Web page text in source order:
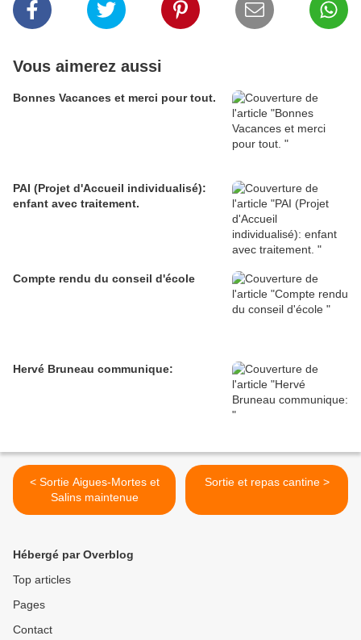
Vous aimerez aussi
Bonnes Vacances et merci pour tout.
PAI (Projet d'Accueil individualisé):
enfant avec traitement.
Compte rendu du conseil d'école
Hervé Bruneau communique:
< Sortie Aigues-Mortes et
Salins maintenue
Sortie et repas cantine >
Hébergé par Overblog
Top articles
Pages
Contact